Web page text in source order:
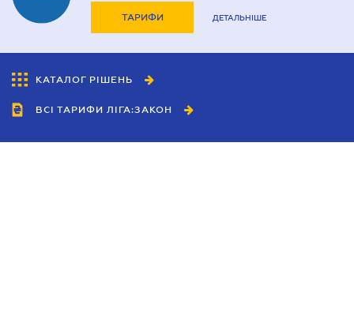
ТАРИФИ ДЕТАЛЬНІШЕ
КАТАЛОГ РІШЕНЬ
ВСІ ТАРИФИ ЛІГА:ЗАКОН